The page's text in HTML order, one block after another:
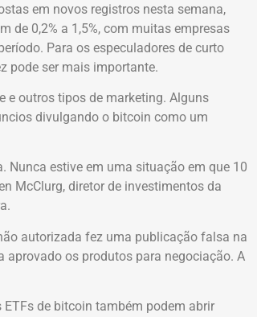
em novos registros nesta semana,
de 0,2% a 1,5%, com muitas empresas
Para os especuladores de curto
pode ser mais importante.
e outros tipos de marketing. Alguns
divulgando o bitcoin como um
Nunca estive em uma situação em que 10
McClurg, diretor de investimentos da
autorizada fez uma publicação falsa na
aprovado os produtos para negociação. A
de bitcoin também podem abrir